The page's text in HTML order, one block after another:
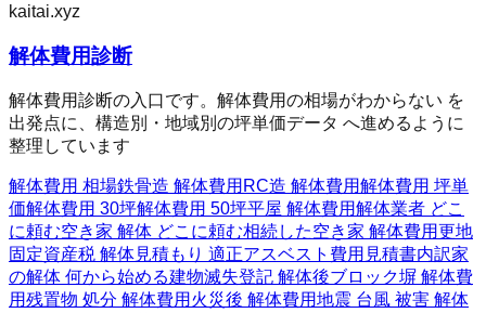
kaitai.xyz
解体費用診断
解体費用診断の入口です。解体費用の相場がわからない を
出発点に、構造別・地域別の坪単価データ へ進めるように
整理しています
解体費用 相場鉄骨造 解体費用 RC造 解体費用解体費用 坪単
価解体費用 30坪解体費用 50坪平屋 解体費用解体業者 どこ
に頼む空き家 解体 どこに頼む相続した空き家 解体費用更地
固定資産税 解体見積もり 適正アスベスト費用 見積書内訳家
の解体 何から始める建物滅失登記 解体後ブロック塀 解体費
用残置物 処分 解体費用 火災後 解体費用地震 台風 被害 解体